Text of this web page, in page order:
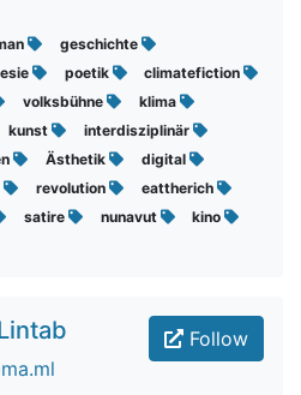
geschichte
poetik
climatefiction
volksbühne
klima
kunst
interdisziplinär
Ästhetik
digital
revolution
eattherich
satire nunavut
kino
Follow